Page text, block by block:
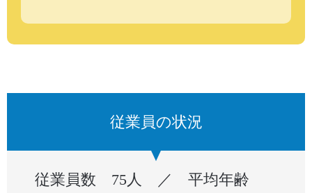
従業員の状況
従業員数 75人 ／ 平均年齢